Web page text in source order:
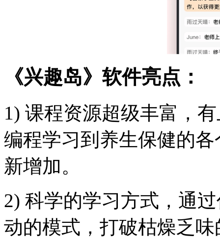
《兴趣岛》软件亮点：
1) 课程资源超级丰富，
编程学习到养生保健的
新增加。
2) 科学的学习方式，通
动的模式，打破枯燥乏